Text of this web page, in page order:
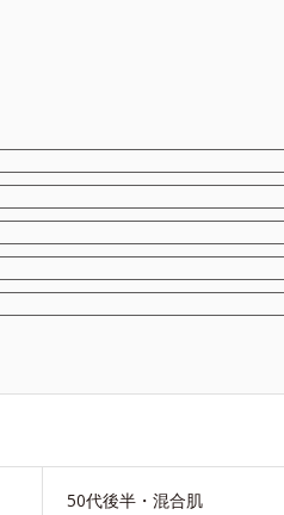
50代後半・混合肌